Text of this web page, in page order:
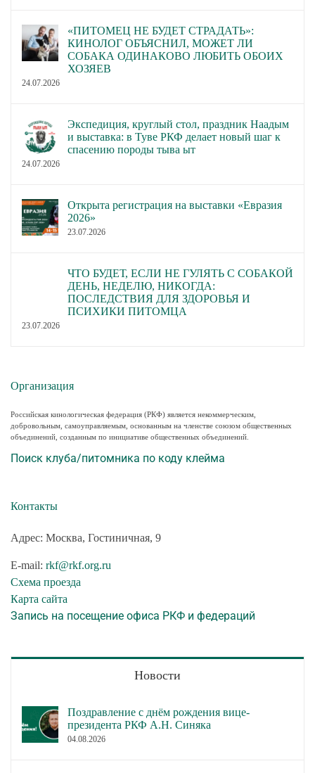
«ПИТОМЕЦ НЕ БУДЕТ СТРАДАТЬ»:
КИНОЛОГ ОБЪЯСНИЛ, МОЖЕТ ЛИ
СОБАКА ОДИНАКОВО ЛЮБИТЬ ОБОИХ
ХОЗЯЕВ
24.07.2026
Экспедиция, круглый стол, праздник Наадым
и выставка: в Туве РКФ делает новый шаг к
спасению породы тыва ыт
24.07.2026
Открыта регистрация на выставки «Евразия
2026»
23.07.2026
ЧТО БУДЕТ, ЕСЛИ НЕ ГУЛЯТЬ С СОБАКОЙ
ДЕНЬ, НЕДЕЛЮ, НИКОГДА:
ПОСЛЕДСТВИЯ ДЛЯ ЗДОРОВЬЯ И
ПСИХИКИ ПИТОМЦА
23.07.2026
Организация
Российская кинологическая федерация (РКФ) является некоммерческим,
добровольным, самоуправляемым, основанным на членстве союзом общественных
объединений, созданным по инициативе общественных объединений.
Поиск клуба/питомника по коду клейма
Контакты
Адрес: Москва, Гостиничная, 9
E-mail: rkf@rkf.org.ru
Схема проезда
Карта сайта
Запись на посещение офиса РКФ и федераций
Новости
Поздравление с днём рождения вице-
президента РКФ А.Н. Синяка
04.08.2026